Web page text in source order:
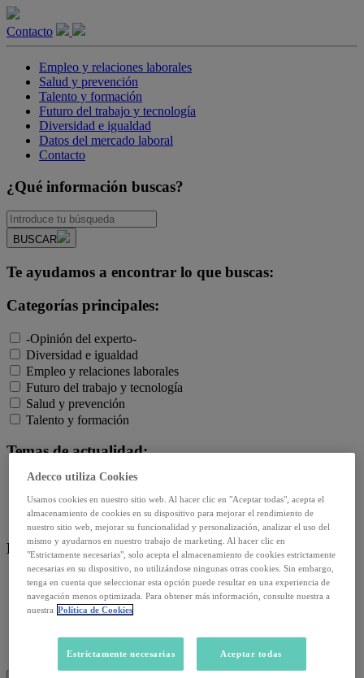
Contacto
Empleo y relaciones laborales
Salud y prevención
Talento y formación
Futuro del trabajo y tecnología
Diversidad e igualdad
Datos del mercado laboral
Contacto
¿Qué información buscas?
BUSCAR
Te ayudamos a encontrar lo que buscas:
Categorías principales:
-Opinión del experto-
Diversidad e igualdad
Empleo y relaciones laborales
Futuro del trabajo y tecnología
Salud y prevención
Talento y formación
Temas de actualidad:
Reformas laborales
Reskilling y upskilling
Salud emocional y post-pandemia
Recursos:
Artículos
Infografías
Informes
Adecco utiliza Cookies
Usamos cookies en nuestro sitio web. Al hacer clic en "Aceptar todas", acepta el
almacenamiento de cookies en su dispositivo para mejorar el rendimiento de
nuestro sitio web, mejorar su funcionalidad y personalización, analizar el uso del
mismo y ayudarnos en nuestro trabajo de marketing. Al hacer clic en
"Estrictamente necesarias", solo acepta el almacenamiento de cookies estrictamente
necesarias en su dispositivo, no utilizándose ningunas otras cookies. Sin embargo,
tenga en cuenta que seleccionar esta opción puede resultar en una experiencia de
navegación menos optimizada. Para obtener más información, consulte nuestra a
nuestra Política de Cookies
Estrictamente necesarias Aceptar todas